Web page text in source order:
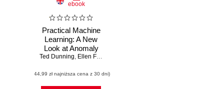
ebook
Practical Machine
Learning: A New
Look at Anomaly
Detection
Ted Dunning, Ellen Friedman
(44,99 zł najniższa cena z 30 dni)